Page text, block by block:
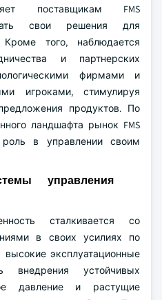
поставщикам FMS
свои решения для
того, наблюдается
и партнерских
фирмами и
игроками, стимулируя
продуктов. По
ландшафта рынок FMS
в управлении своим
управления
сталкивается со
в своих усилиях по
эксплуатационные
устойчивых
давление и растущие